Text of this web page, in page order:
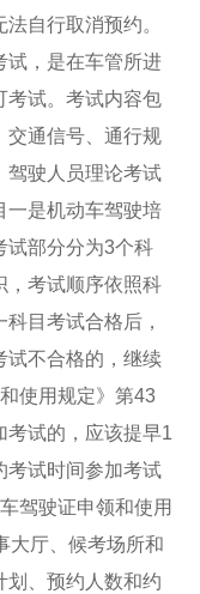
自行取消预约。
试，是在车管所进
考试。考试内容包
交通信号、通行规
驾驶人员理论考试
一是机动车驾驶培
试部分分为3个科
，考试顺序依照科
目考试合格后，
试不合格的，继续
使用规定》第43
考试的，应该提早1
考试时间参加考试
驾驶证申领和使用
大厅、候考场所和
划、预约人数和约